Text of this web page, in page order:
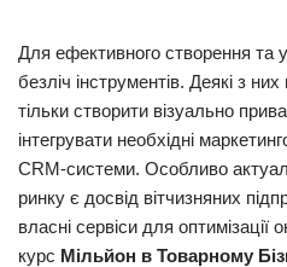
Для ефективного створення та
безліч інструментів. Деякі з
тільки створити візуально
інтегрувати необхідні
CRM-системи. Особливо
ринку є досвід вітчизняних
власні сервіси для
курс Мільйон в Товарному